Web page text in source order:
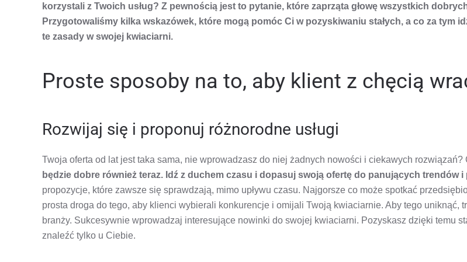
korzystali z Twoich usług? Z pewnością jest to pytanie, które zaprząta głowę wszystkich
Przygotowaliśmy kilka wskazówek, które mogą pomóc Ci w pozyskiwaniu stałych, a co za tym
te zasady w swojej kwiaciarni.
Proste sposoby na to, aby klient z chęcią
Rozwijaj się i proponuj różnorodne usługi
Twoja oferta od lat jest taka sama, nie wprowadzasz do niej żadnych nowości i ciekawych rozwiązań?
będzie dobre również teraz. Idź z duchem czasu i dopasuj swoją ofertę do panujących trendów
propozycje, które zawsze się sprawdzają, mimo upływu czasu. Najgorsze co może spotkać
prosta droga do tego, aby klienci wybierali konkurencje i omijali Twoją kwiaciarnie. Aby tego
branży. Sukcesywnie wprowadzaj interesujące nowinki do swojej kwiaciarni. Pozyskasz dzięki temu
znaleźć tylko u Ciebie.